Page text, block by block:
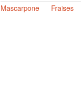
Mascarpone Fraises